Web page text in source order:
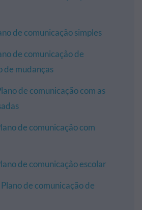
de comunicação simples
de comunicação de
de mudanças
de comunicação com as
de comunicação com
de comunicação escolar
de comunicação de